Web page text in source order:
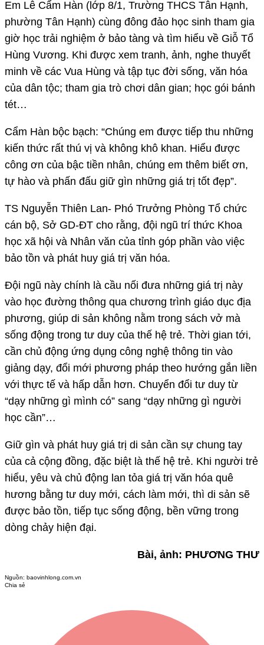
Em Lê Cẩm Hàn (lớp 8/1, Trường THCS Tân Hạnh,
phường Tân Hạnh) cùng đông đảo học sinh tham gia
giờ học trải nghiệm ở bảo tàng và tìm hiểu về Giỗ Tổ
Hùng Vương. Khi được xem tranh, ảnh, nghe thuyết
minh về các Vua Hùng và tập tục đời sống, văn hóa
của dân tộc; tham gia trò chơi dân gian; học gói bánh
tét…
Cẩm Hàn bộc bạch: “Chúng em được tiếp thu những
kiến thức rất thú vị và không khô khan. Hiểu được
công ơn của bậc tiền nhân, chúng em thêm biết ơn,
tự hào và phấn đấu giữ gìn những giá trị tốt đẹp”.
TS Nguyễn Thiên Lan- Phó Trưởng Phòng Tổ chức
cán bộ, Sở GD-ĐT cho rằng, đội ngũ trí thức Khoa
học xã hội và Nhân văn của tỉnh góp phần vào việc
bảo tồn và phát huy giá trị văn hóa.
Đội ngũ này chính là cầu nối đưa những giá trị này
vào học đường thông qua chương trình giáo dục địa
phương, giúp di sản không nằm trong sách vở mà
sống động trong tư duy của thế hệ trẻ. Thời gian tới,
cần chủ động ứng dụng công nghệ thông tin vào
giảng dạy, đổi mới phương pháp theo hướng gắn liền
với thực tế và hấp dẫn hơn. Chuyển đổi tư duy từ
“dạy những gì mình có” sang “dạy những gì người
học cần”…
Giữ gìn và phát huy giá trị di sản cần sự chung tay
của cả cộng đồng, đặc biệt là thế hệ trẻ. Khi người trẻ
hiểu, yêu và chủ động lan tỏa giá trị văn hóa quê
hương bằng tư duy mới, cách làm mới, thì di sản sẽ
được bảo tồn, tiếp tục sống động, bền vững trong
dòng chảy hiện đại.
Bài, ảnh: PHƯƠNG THƯ
Nguồn: baovinhlong.com.vn
Chia sẻ